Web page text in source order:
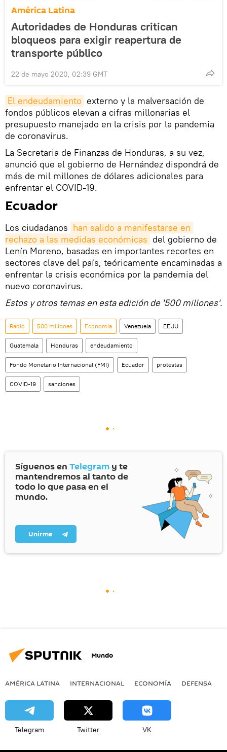
América Latina
Autoridades de Honduras critican
bloqueos para exigir reapertura de
transporte público
22 de mayo 2020, 02:39 GMT
El endeudamiento externo y la malversación de
fondos públicos elevan a cifras millonarias el
presupuesto manejado en la crisis por la pandemia
de coronavirus.
La Secretaria de Finanzas de Honduras, a su vez,
anunció que el gobierno de Hernández dispondrá de
más de mil millones de dólares adicionales para
enfrentar el COVID-19.
Ecuador
Los ciudadanos han salido a manifestarse en
rechazo a las medidas económicas del gobierno de
Lenín Moreno, basadas en importantes recortes en
sectores clave del país, teóricamente encaminadas a
enfrentar la crisis económica por la pandemia del
nuevo coronavirus.
Estos y otros temas en esta edición de '500 millones'.
Radio 500 millones Economía Venezuela EEUU
Guatemala Honduras endeudamiento
Fondo Monetario Internacional (FMI) Ecuador protestas
COVID-19 sanciones
Síguenos en Telegram y te
mantendremos al tanto de
todo lo que pasa en el
mundo.
Unirme
Mundo
AMÉRICA LATINA INTERNACIONAL ECONOMÍA DEFENSA
Telegram Twitter VK